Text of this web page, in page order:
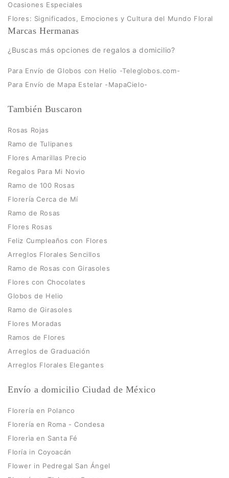
Ocasiones Especiales
Flores: Significados, Emociones y Cultura del Mundo Floral
Marcas Hermanas
¿Buscas más opciones de regalos a domicilio?
Para Envío de Globos con Helio -Teleglobos.com-
Para Envío de Mapa Estelar -MapaCielo-
También Buscaron
Rosas Rojas
Ramo de Tulipanes
Flores Amarillas Precio
Regalos Para Mi Novio
Ramo de 100 Rosas
Florería Cerca de Mí
Ramo de Rosas
Flores Rosas
Feliz Cumpleaños con Flores
Arreglos Florales Sencillos
Ramo de Rosas con Girasoles
Flores con Chocolates
Globos de Helio
Ramo de Girasoles
Flores Moradas
Ramos de Flores
Arreglos de Graduación
Arreglos Florales Elegantes
Envío a domicilio Ciudad de México
Florería en Polanco
Florería en Roma - Condesa
Florerìa en Santa Fé
Floría in Coyoacán
Flower in Pedregal San Ángel